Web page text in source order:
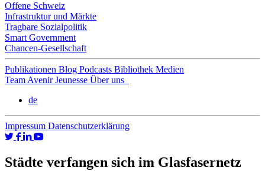
Offene Schweiz
Infrastruktur und Märkte
Tragbare Sozialpolitik
Smart Government
Chancen-Gesellschaft
Publikationen Blog Podcasts Bibliothek Medien
Team Avenir Jeunesse Über uns
de
Impressum Datenschutzerklärung
Städte verfangen sich im Glasfasernetz